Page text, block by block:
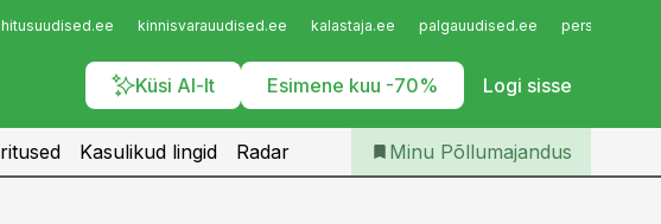
kinnisvarauudised.ee kalastaja.ee palgauudised.ee
Küsi AI-lt Esimene kuu -70% Logi sisse
Iseteenindus
Telli Põllumajandus
Kasulikud lingid Radar Minu Põllumajandus